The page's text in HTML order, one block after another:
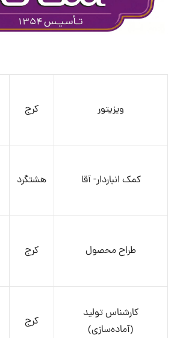
ویزیتور کرج
کمک انباردار- آقا هشتگرد
طراح محصول کرج
کارشناس تولید
(آماده‌سازی)
کرج